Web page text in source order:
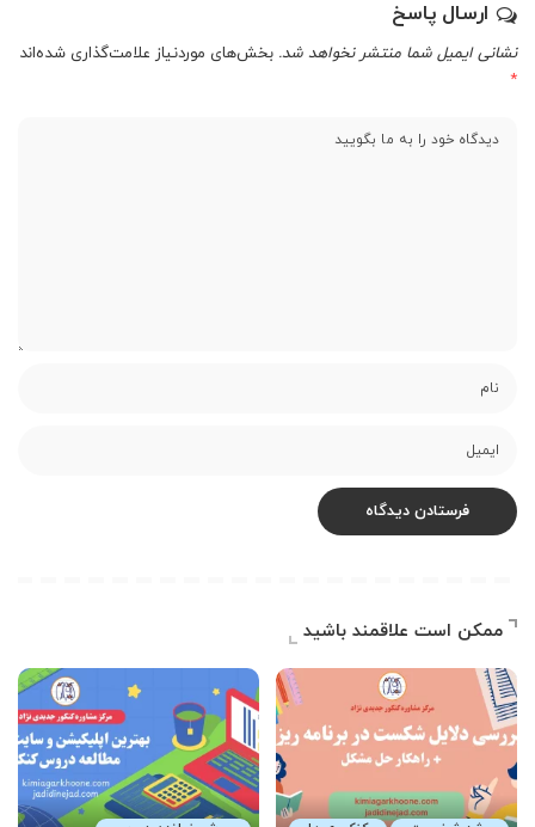
ارسال پاسخ
نشانی ایمیل شما منتشر نخواهد شد. بخش‌های موردنیاز علامت‌گذاری شده‌اند
*
ممکن است علاقمند باشید